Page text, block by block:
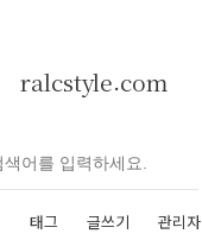
ralcstyle.com
태그 글쓰기 관리자